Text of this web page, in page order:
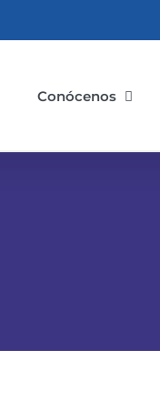
Conócenos